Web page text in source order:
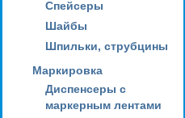
Спейсеры
Шайбы
Шпильки, струбцины
Маркировка
Диспенсеры с
маркерным лентами